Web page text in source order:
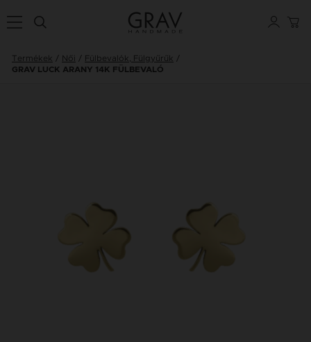
Termékek Női Fülbevalók, Fülgyűrűk
GRAV LUCK ARANY 14K FÜLBEVALÓ